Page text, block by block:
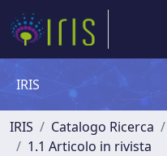
IRIS
IRIS Catalogo Ricerca
1.1 Articolo in rivista